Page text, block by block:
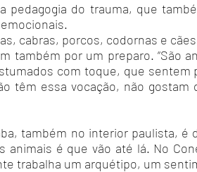
do trauma, que
cabras, porcos, codornas e
também por um preparo. “São
com toque, que
têm essa vocação, não
também no interior paulista,
é que vão até lá. No
trabalha um arquétipo, um